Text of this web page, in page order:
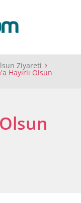
Ziyareti
Hayırlı Olsun